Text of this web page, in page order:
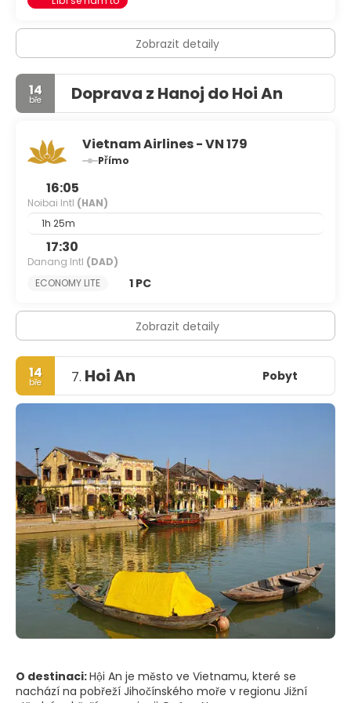
Zobrazit detaily
14
bře Doprava z Hanoj do Hoi An
Vietnam Airlines - VN 179
Přímo
16:05
Noibai Intl (HAN)
1h 25m
17:30
Danang Intl (DAD)
ECONOMY LITE
1 PC
Zobrazit detaily
14
bře 7. Hoi An Pobyt
O destinaci:Hội An je město ve Vietnamu, které se
nachází na pobřeží Jihočínského moře v regionu Jižní